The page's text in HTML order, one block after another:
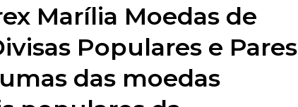
Marília Moedas de
Populares e Pares
das moedas